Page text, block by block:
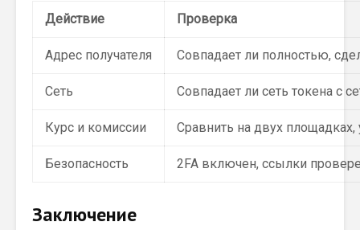
Действие Проверка
Адрес получателя Совпадает ли полностью,
Сеть Совпадает ли сеть токена с
Курс и комиссии Сравнить на двух площадках,
Безопасность 2FA включен, ссылки
Заключение